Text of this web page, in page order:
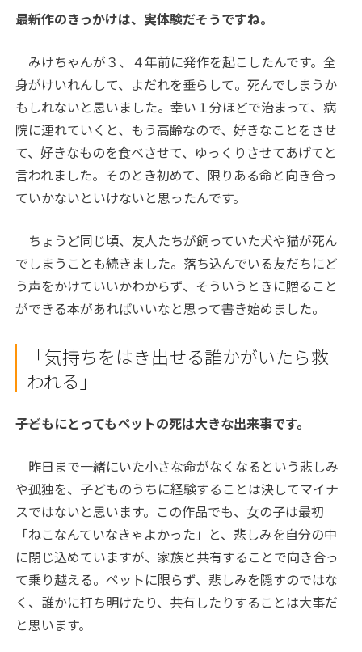
――最新作のきっかけは、実体験だそうですね。
みけちゃんが３、４年前に発作を起こしたんです。全
身がけいれんして、よだれを垂らして。死んでしまうか
もしれないと思いました。幸い１分ほどで治まって、病
院に連れていくと、もう高齢なので、好きなことをさせ
て、好きなものを食べさせて、ゆっくりさせてあげてと
言われました。そのとき初めて、限りある命と向き合っ
ていかないといけないと思ったんです。
ちょうど同じ頃、友人たちが飼っていた犬や猫が死ん
でしまうことも続きました。落ち込んでいる友だちにど
う声をかけていいかわからず、そういうときに贈ること
ができる本があればいいなと思って書き始めました。
「気持ちをはき出せる誰かがいたら救
われる」
――子どもにとってもペットの死は大きな出来事です。
昨日まで一緒にいた小さな命がなくなるという悲しみ
や孤独を、子どものうちに経験することは決してマイナ
スではないと思います。この作品でも、女の子は最初
「ねこなんていなきゃよかった」と、悲しみを自分の中
に閉じ込めていますが、家族と共有することで向き合っ
て乗り越える。ペットに限らず、悲しみを隠すのではな
く、誰かに打ち明けたり、共有したりすることは大事だ
と思います。